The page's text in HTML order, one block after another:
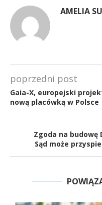
AMELIA
poprzedni post
Gaia-X, europejski
nową placówką w Polsce
Zgoda na budowę
Sąd może